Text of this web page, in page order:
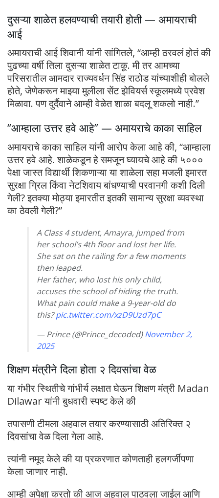
दुसऱ्या शाळेत हलवण्याची तयारी होती — अमायराची
आई
अमायराची आई शिवानी यांनी सांगितले, “आम्ही ठरवलं होतं की
पुढच्या वर्षी तिला दुसऱ्या शाळेत टाकू. मी तर आमच्या
परिसरातील आमदार राज्यवर्धन सिंह राठोड यांच्याशीही बोलले
होते, जेणेकरून माझ्या मुलीला सेंट झेवियर्स स्कूलमध्ये प्रवेश
मिळावा. पण दुर्दैवाने आम्ही वेळेत शाळा बदलू शकलो नाही.”
“आम्हाला उत्तर हवे आहे” — अमायराचे काका साहिल
अमायराचे काका साहिल यांनी आरोप केला आहे की, “आम्हाला
उत्तर हवे आहे. शाळेकडून हे समजून घ्यायचे आहे की ५०००
पेक्षा जास्त विद्यार्थी शिकणाऱ्या या शाळेला सहा मजली इमारत
सुरक्षा ग्रिल किंवा नेटशिवाय बांधण्याची परवानगी कशी दिली
गेली? इतक्या मोठ्या इमारतीत इतकी सामान्य सुरक्षा व्यवस्था
का ठेवली गेली?”
A Class 4 student, Amayra, jumped from
her school’s 4th floor and lost her life.
She sat on the railing for a few moments
then leaped.
Her father, who lost his only child,
accuses the school of hiding the truth.
What pain could make a 9-year-old do
this?pic.twitter.com/xzD9Uzd7pC
— Prince (@Prince_decoded)November 2,
2025
शिक्षण मंत्रीने दिला होता २ दिवसांचा वेळ
या गंभीर स्थितीचे गांभीर्य लक्षात घेऊन शिक्षण मंत्री Madan
Dilawar यांनी बुधवारी स्पष्ट केले की
तपासणी टीमला अहवाल तयार करण्यासाठी अतिरिक्त २
दिवसांचा वेळ दिला गेला आहे.
त्यांनी नमूद केले की या प्रकरणात कोणताही हलगर्जीपणा
केला जाणार नाही.
आम्ही अपेक्षा करतो की आज अहवाल पाठवला जाईल आणि